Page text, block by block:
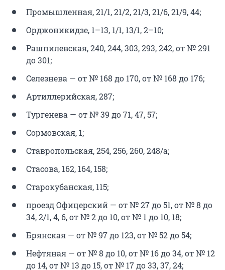
Промышленная, 21/1, 21/2, 21/3, 21/6, 21/9, 44;
Орджоникидзе, 1–13, 1/1, 13/1, 2–10;
Рашпилевская, 240, 244, 303, 293, 242, от № 291
до 301;
Селезнева — от № 168 до 170, от № 168 до 176;
Артиллерийская, 287;
Тургенева — от № 39 до 71, 47, 57;
Сормовская, 1;
Ставропольская, 254, 256, 260, 248/а;
Стасова, 162, 164, 158;
Старокубанская, 115;
проезд Офицерский — от № 27 до 51, от № 8 до
34, 2/1, 4, 6, от № 2 до 10, от № 1 до 10, 18;
Брянская — от № 97 до 123, от № 52 до 54;
Нефтяная — от № 8 до 10, от № 16 до 34, от № 12
до 14, от № 13 до 15, от № 17 до 33, 37, 24;